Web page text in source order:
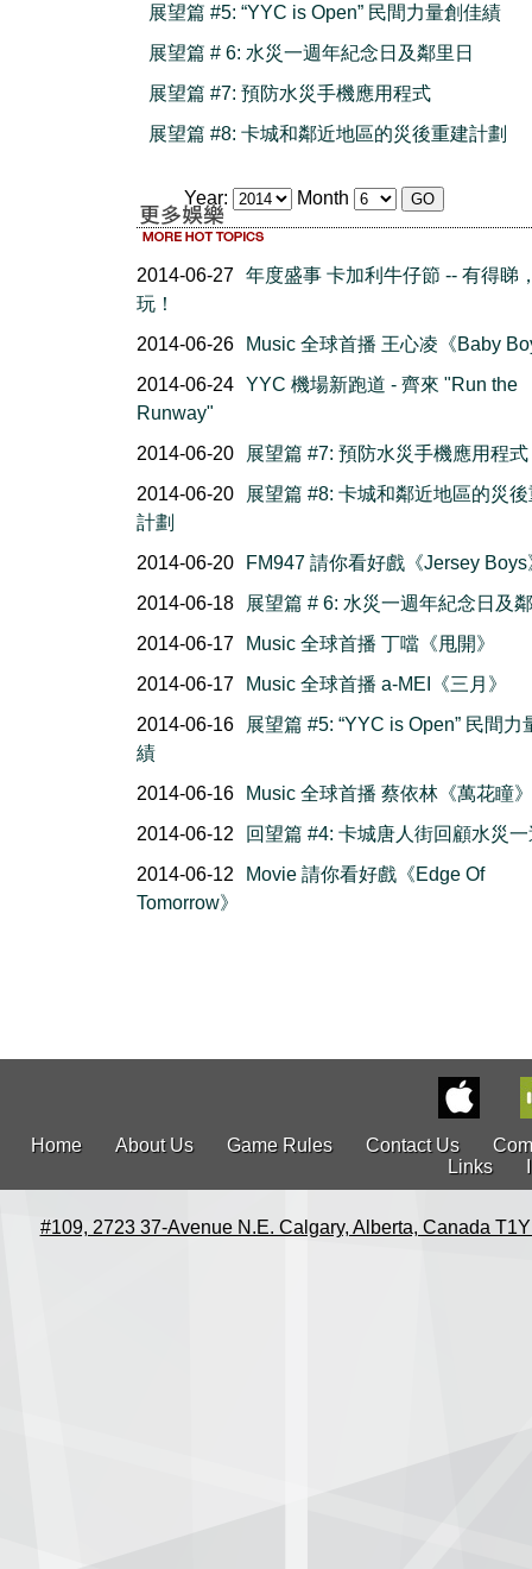
展望篇 #5: “YYC is Open” 民間力量創佳績
展望篇 # 6: 水災一週年紀念日及鄰里日
展望篇 #7: 預防水災手機應用程式
展望篇 #8: 卡城和鄰近地區的災後重建計劃
Year: Month
2014-06-27 年度盛事 卡加利牛仔節 -- 有得睇
玩！
2014-06-26
Music 全球首播 王心凌《Baby
2014-06-24 YYC 機場新跑道 - 齊來 "Run the
Runway"
2014-06-20
展望篇 #7: 預防水災手機應用程式
2014-06-20
展望篇 #8: 卡城和鄰近地區的災
計劃
2014-06-20
FM947 請你看好戲《Jersey Boys
2014-06-18
展望篇 # 6: 水災一週年紀念日及
2014-06-17
Music 全球首播 丁噹《甩開》
2014-06-17
Music 全球首播 a-MEI《三月》
2014-06-16
展望篇 #5: “YYC is Open” 民間力
績
2014-06-16
Music 全球首播 蔡依林《萬花瞳》
2014-06-12
回望篇 #4: 卡城唐人街回顧水災
2014-06-12
Movie 請你看好戲《Edge Of
Tomorrow》
Home About Us Game Rules Contact Us
Links
#109, 2723 37-Avenue N.E. Calgary, Alberta, Canada